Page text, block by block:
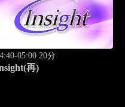
05:00 20分
再)